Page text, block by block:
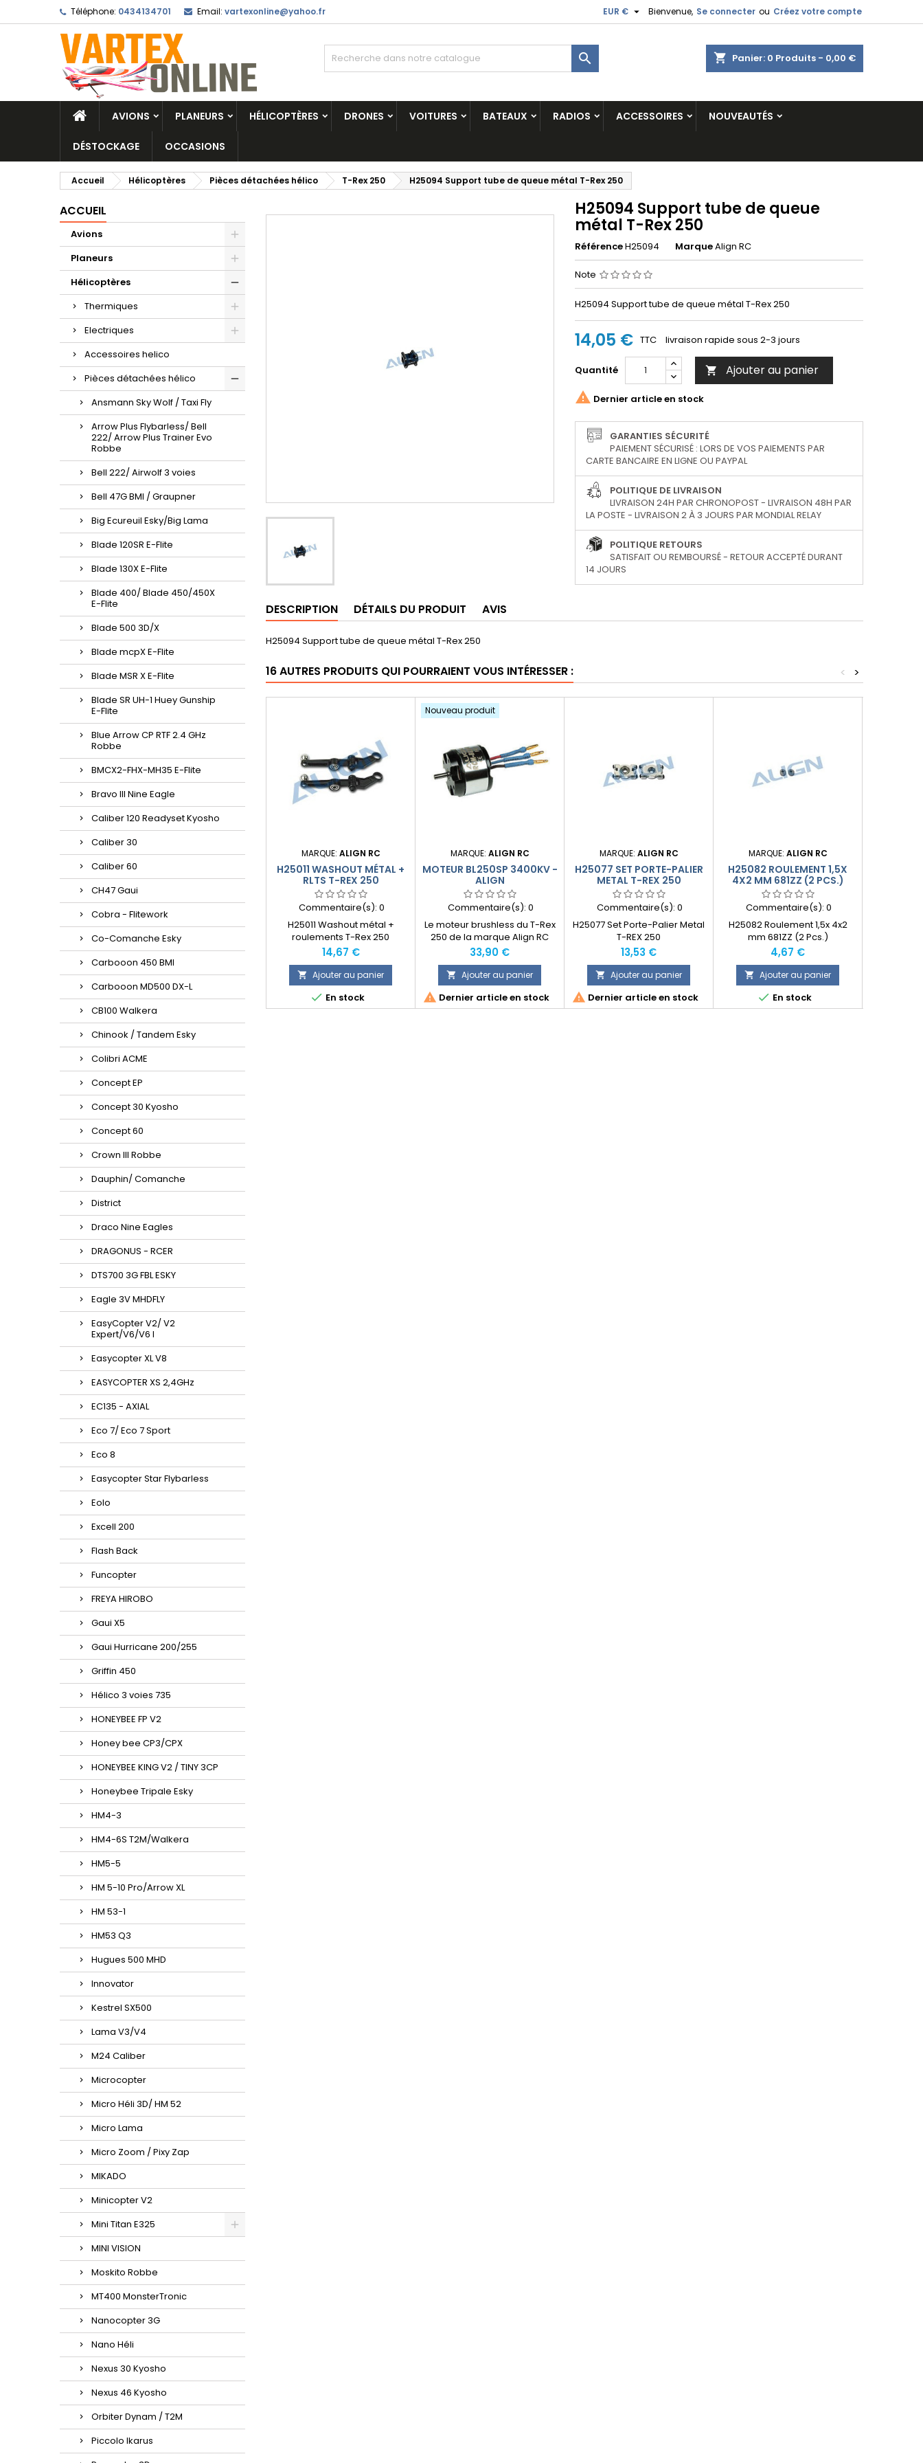
Téléphone: 0434134701 Email: vartexonline@yahoo.fr Bienvenue, Se connecter ou Créez votre compte
EUR € 
shopping_cart Panier: 0 Produits - 0,00 €

AVIONS PLANEURS HÉLICOPTÈRES DRONES VOITURES BATEAUX RADIOS ACCESSOIRES NOUVEAUTÉS
DÉSTOCKAGE OCCASIONS
Accueil Hélicoptères Pièces détachées hélico T-Rex 250 H25094 Support tube de queue métal T-Rex 250
ACCUEIL
Avions
Planeurs
Hélicoptères
Thermiques
Electriques
Accessoires helico
Pièces détachées hélico
Ansmann Sky Wolf / Taxi Fly
Arrow Plus Flybarless/ Bell
222/ Arrow Plus Trainer Evo
Robbe
Bell 222/ Airwolf 3 voies
Bell 47G BMI / Graupner
Big Ecureuil Esky/Big Lama
Blade 120SR E-Flite
Blade 130X E-Flite
Blade 400/ Blade 450/450X
E-Flite
Blade 500 3D/X
Blade mcpX E-Flite
Blade MSR X E-Flite
Blade SR UH-1 Huey Gunship
E-Flite
Blue Arrow CP RTF 2.4 GHz
Robbe
BMCX2-FHX-MH35 E-Flite
Bravo III Nine Eagle
Caliber 120 Readyset Kyosho
Caliber 30
Caliber 60
CH47 Gaui
Cobra - Flitework
Co-Comanche Esky
Carbooon 450 BMI
Carbooon MD500 DX-L
CB100 Walkera
Chinook / Tandem Esky
Colibri ACME
Concept EP
Concept 30 Kyosho
Concept 60
Crown III Robbe
Dauphin/ Comanche
District
Draco Nine Eagles
DRAGONUS - RCER
DTS700 3G FBL ESKY
Eagle 3V MHDFLY
EasyCopter V2/ V2
Expert/V6/V6 l
Easycopter XL V8
EASYCOPTER XS 2,4GHz
EC135 - AXIAL
Eco 7/ Eco 7 Sport
Eco 8
Easycopter Star Flybarless
Eolo
Excell 200
Flash Back
Funcopter
FREYA HIROBO
Gaui X5
Gaui Hurricane 200/255
Griffin 450
Hélico 3 voies 735
HONEYBEE FP V2
Honey bee CP3/CPX
HONEYBEE KING V2 / TINY 3CP
Honeybee Tripale Esky
HM4-3
HM4-6S T2M/Walkera
HM5-5
HM 5-10 Pro/Arrow XL
HM 53-1
HM53 Q3
Hugues 500 MHD
Innovator
Kestrel SX500
Lama V3/V4
M24 Caliber
Microcopter
Micro Héli 3D/ HM 52
Micro Lama
Micro Zoom / Pixy Zap
MIKADO
Minicopter V2
Mini Titan E325
MINI VISION
Moskito Robbe
MT400 MonsterTronic
Nanocopter 3G
Nano Héli
Nexus 30 Kyosho
Nexus 46 Kyosho
Orbiter Dynam / T2M
Piccolo Ikarus
H25094 Support tube de queue
métal T-Rex 250
RéférenceH25094 MarqueAlign RC
Note
H25094 Support tube de queue métal T-Rex 250
14,05 € TTC livraison rapide sous 2-3 jours
Quantité  Ajouter au panier
 Dernier article en stock
GARANTIES SÉCURITÉ
PAIEMENT SÉCURISÉ : LORS DE VOS PAIEMENTS PAR
CARTE BANCAIRE EN LIGNE OU PAYPAL
POLITIQUE DE LIVRAISON
LIVRAISON 24H PAR CHRONOPOST - LIVRAISON 48H PAR
LA POSTE - LIVRAISON 2 À 3 JOURS PAR MONDIAL RELAY
POLITIQUE RETOURS
SATISFAIT OU REMBOURSÉ - RETOUR ACCEPTÉ DURANT
14 JOURS
DESCRIPTION DÉTAILS DU PRODUIT AVIS
H25094 Support tube de queue métal T-Rex 250
16 AUTRES PRODUITS QUI POURRAIENT VOUS INTÉRESSER : >
<
MARQUE: ALIGN RC
H25011 WASHOUT MÉTAL +
RLTS T-REX 250
Commentaire(s): 0
H25011 Washout métal +
roulements T-Rex 250
Prix
14,67 €
 Ajouter au panier
 En stock
Nouveau produit
MARQUE: ALIGN RC
MOTEUR BL250SP 3400KV -
ALIGN
Commentaire(s): 0
Le moteur brushless du T-Rex
250 de la marque Align RC
Prix
33,90 €
 Ajouter au panier
 Dernier article en stock
MARQUE: ALIGN RC
H25077 SET PORTE-PALIER
METAL T-REX 250
Commentaire(s): 0
H25077 Set Porte-Palier Metal
T-REX 250
Prix
13,53 €
 Ajouter au panier
 Dernier article en stock
MARQUE: ALIGN RC
H25082 ROULEMENT 1,5X
4X2 MM 681ZZ (2 PCS.)
Commentaire(s): 0
H25082 Roulement 1,5x 4x2
mm 681ZZ (2 Pcs.)
Prix
4,67 €
 Ajouter au panier
 En stock